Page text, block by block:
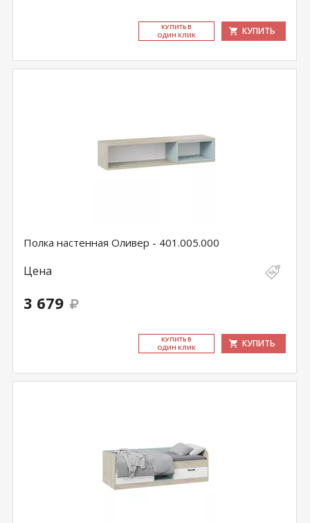
КУ­ПИТЬ В
ОДИН КЛИК
КУПИТЬ
Полка настенная Оливер - 401.005.000
Цена
3 679
КУ­ПИТЬ В
ОДИН КЛИК
КУПИТЬ